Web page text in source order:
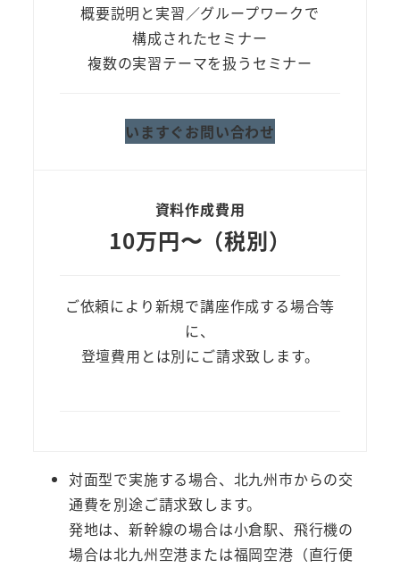
概要説明と実習／グループワークで
構成されたセミナー
複数の実習テーマを扱うセミナー
いますぐお問い合わせ
資料作成費用
10万円〜（税別）
ご依頼により新規で講座作成する場合等
に、
登壇費用とは別にご請求致します。
対面型で実施する場合、北九州市からの交
通費を別途ご請求致します。
発地は、新幹線の場合は小倉駅、飛行機の
場合は北九州空港または福岡空港（直行便